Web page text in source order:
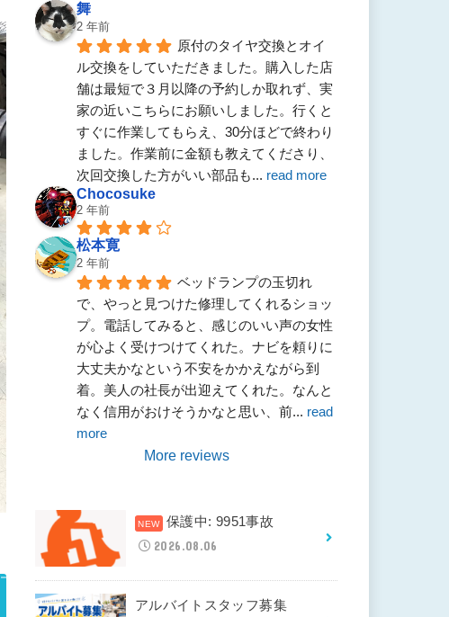
舞
2 年前
原付のタイヤ交換とオイ
ル交換をしていただきました。購入した店
舗は最短で３月以降の予約しか取れず、実
家の近いこちらにお願いしました。行くと
すぐに作業してもらえ、30分ほどで終わり
ました。作業前に金額も教えてくださり、
次回交換した方がいい部品も... read more
Chocosuke
2 年前
松本寛
2 年前
ベッドランプの玉切れ
で、やっと見つけた修理してくれるショッ
プ。電話してみると、感じのいい声の女性
が心よく受けつけてくれた。ナビを頼りに
大丈夫かなという不安をかかえながら到
着。美人の社長が出迎えてくれた。なんと
なく信用がおけそうかなと思い、前... read
more
More reviews
保護中: 9951事故
2026.08.06
アルバイトスタッフ募集